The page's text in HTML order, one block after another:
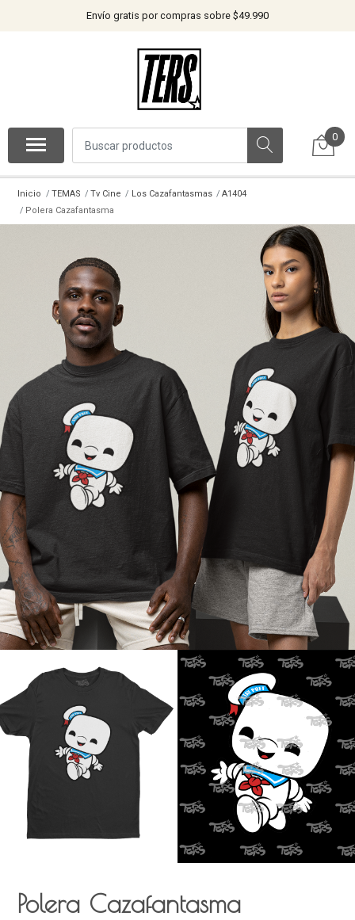
Envío gratis por compras sobre $49.990
0
Inicio TEMAS Tv Cine Los Cazafantasmas
A1404
Polera Cazafantasma
Polera Cazafantasma